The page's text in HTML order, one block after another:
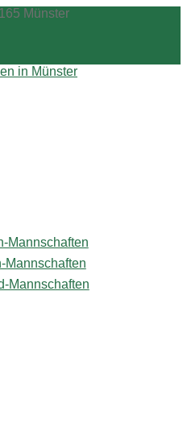
Münster
Mannschaften
Mannschaften
Mannschaften